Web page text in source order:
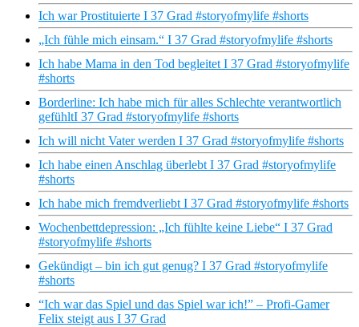
Ich war Prostituierte I 37 Grad #storyofmylife #shorts
„Ich fühle mich einsam.“ I 37 Grad #storyofmylife #shorts
Ich habe Mama in den Tod begleitet I 37 Grad #storyofmylife
#shorts
Borderline: Ich habe mich für alles Schlechte verantwortlich
gefühltI 37 Grad #storyofmylife #shorts
Ich will nicht Vater werden I 37 Grad #storyofmylife #shorts
Ich habe einen Anschlag überlebt I 37 Grad #storyofmylife
#shorts
Ich habe mich fremdverliebt I 37 Grad #storyofmylife #shorts
Wochenbettdepression: „Ich fühlte keine Liebe“ I 37 Grad
#storyofmylife #shorts
Gekündigt – bin ich gut genug? I 37 Grad #storyofmylife
#shorts
“Ich war das Spiel und das Spiel war ich!” – Profi-Gamer
Felix steigt aus I 37 Grad